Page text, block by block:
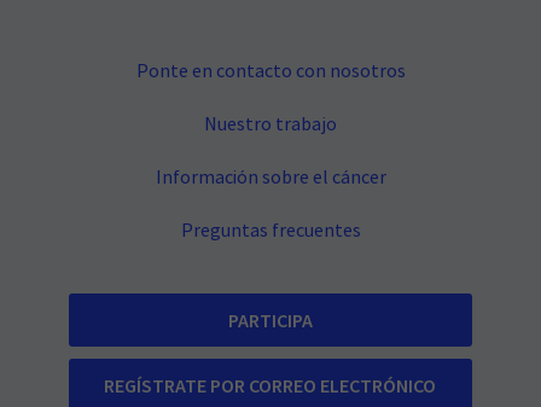
Ponte en contacto con nosotros
Nuestro trabajo
Información sobre el cáncer
Preguntas frecuentes
PARTICIPA
REGÍSTRATE POR CORREO ELECTRÓNICO